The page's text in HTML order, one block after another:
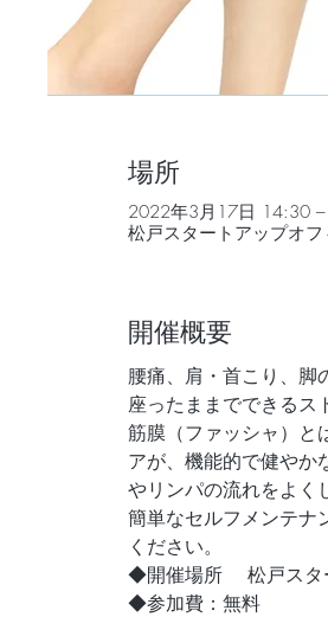
場所
2022年3月17日 14:30
松戸スタートアップオ
開催概要
腰痛、肩・首こり、
座ったままでできるス
筋膜（ファッシャ）と
アが、機能的で健やか
やリンパの流れをよく
簡単なセルフメンテナ
ください。
◆開催場所　 松戸スタ
◆参加費：無料